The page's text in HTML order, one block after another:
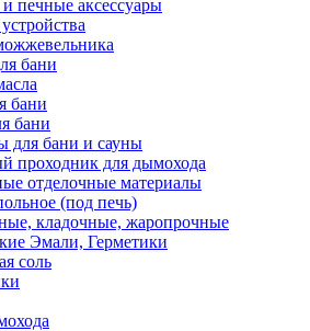
печные аксессуары
бани
бани
бани
для бани и сауны
проходник для дымохода
отделочные материалы
(под печь)
кладочные, жаропрочные
Эмали, Герметики
соль